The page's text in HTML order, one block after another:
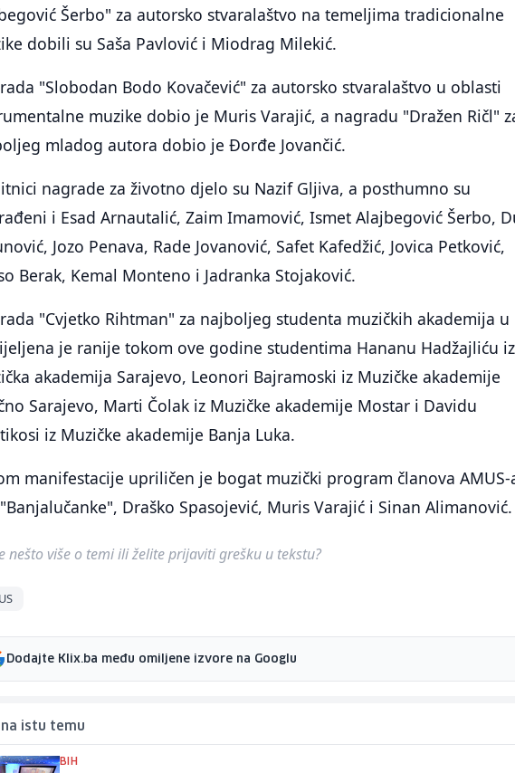
Šerbo" za autorsko stvaralaštvo na temeljima tradicionalne
dobili su Saša Pavlović i Miodrag Milekić.
"Slobodan Bodo Kovačević" za autorsko stvaralaštvo u oblasti
muzike dobio je Muris Varajić, a nagradu "Dražen Ričl"
mladog autora dobio je Đorđe Jovančić.
nagrade za životno djelo su Nazif Gljiva, a posthumno su
i Esad Arnautalić, Zaim Imamović, Ismet Alajbegović Šerbo,
Jozo Penava, Rade Jovanović, Safet Kafedžić, Jovica Petković,
Berak, Kemal Monteno i Jadranka Stojaković.
"Cvjetko Rihtman" za najboljeg studenta muzičkih akademija u
je ranije tokom ove godine studentima Hananu Hadžajliću iz
akademija Sarajevo, Leonori Bajramoski iz Muzičke akademije
Sarajevo, Marti Čolak iz Muzičke akademije Mostar i Davidu
iz Muzičke akademije Banja Luka.
manifestacije upriličen je bogat muzički program članova AMUS-
Draško Spasojević, Muris Varajić i Sinan Alimanović.
nešto više o temi ili želite prijaviti grešku u tekstu?
Dodajte Klix.ba među omiljene izvore na Googlu
na istu temu
BIH